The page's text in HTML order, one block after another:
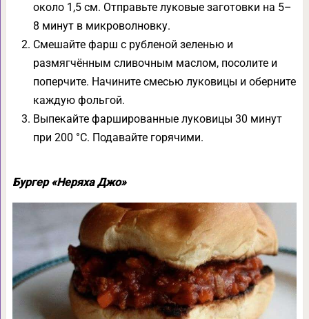
около 1,5 см. Отправьте луковые заготовки на 5–
8 минут в микроволновку.
Смешайте фарш с рубленой зеленью и
размягчённым сливочным маслом, посолите и
поперчите. Начините смесью луковицы и оберните
каждую фольгой.
Выпекайте фаршированные луковицы 30 минут
при 200 °С. Подавайте горячими.
Бургер «Неряха Джо»